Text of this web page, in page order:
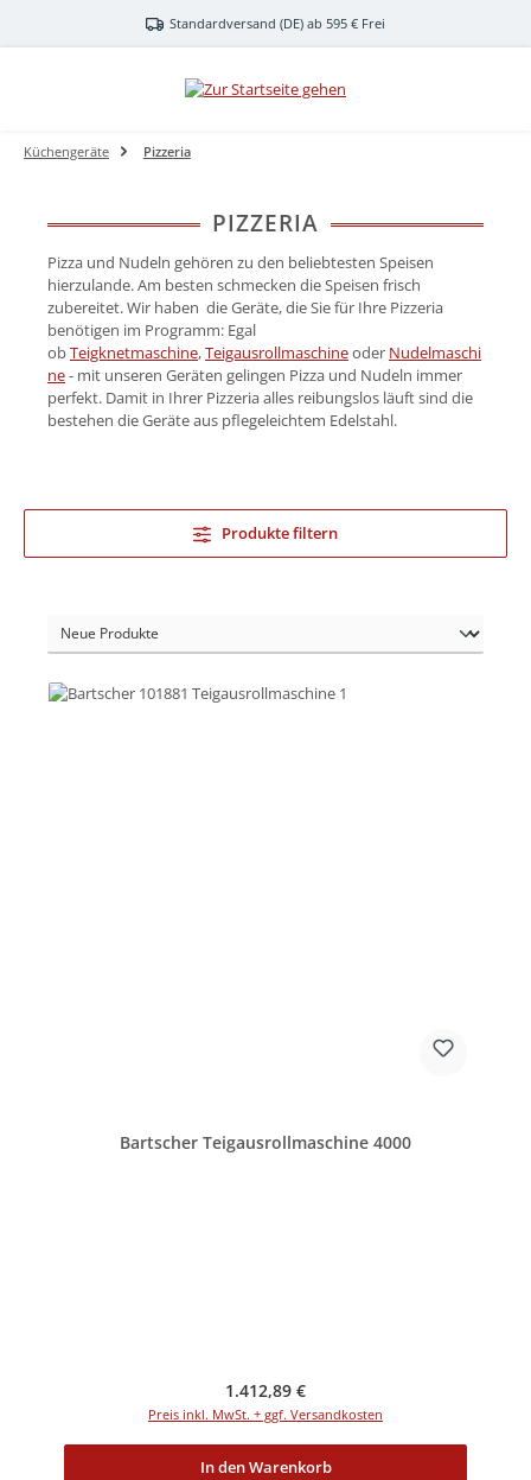
Zum Hauptinhalt springenStandardversand (DE) ab 595 € Frei
Küchengeräte Pizzeria
PIZZERIA
Pizza und Nudeln gehören zu den beliebtesten Speisen
hierzulande. Am besten schmecken die Speisen frisch
zubereitet. Wir haben die Geräte, die Sie für Ihre Pizzeria
benötigen im Programm: Egal
obTeigknetmaschine,Teigausrollmaschineoder Nudelmaschi
ne- mit unseren Geräten gelingen Pizza und Nudeln immer
perfekt. Damit in Ihrer Pizzeria alles reibungslos läuft sind die
bestehen die Geräte aus pflegeleichtem Edelstahl.
Produkte filtern
Bartscher Teigausrollmaschine 4000
Regulärer Preis:
1.412,89 €
Preis inkl. MwSt. + ggf. Versandkosten
In den Warenkorb